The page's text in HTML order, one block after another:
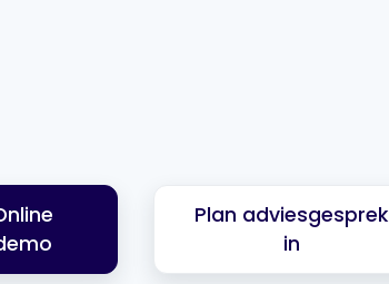
Plan adviesgesprek
in